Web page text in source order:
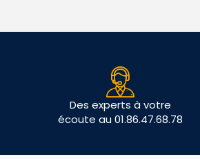
Des experts à votre
écoute au 01.86.47.68.78